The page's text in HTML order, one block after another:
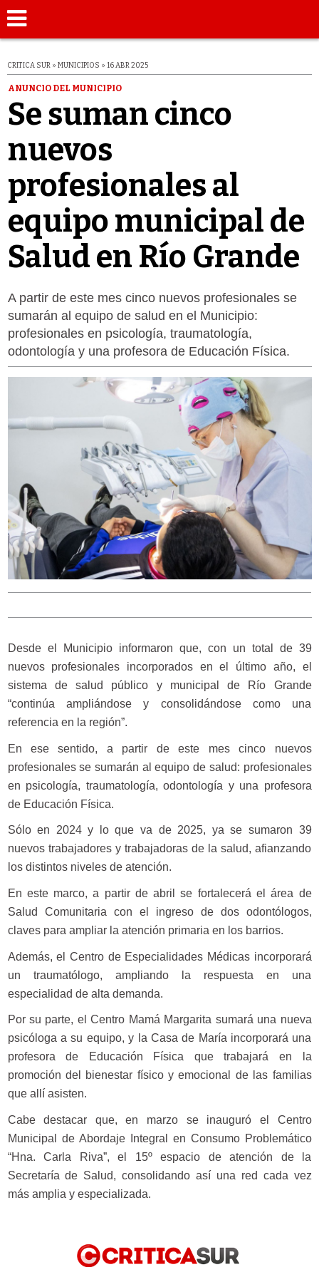
CRITICA SUR » MUNICIPIOS » 16 ABR 2025
ANUNCIO DEL MUNICIPIO
Se suman cinco
nuevos
profesionales al
equipo municipal de
Salud en Río Grande
A partir de este mes cinco nuevos profesionales se
sumarán al equipo de salud en el Municipio:
profesionales en psicología, traumatología,
odontología y una profesora de Educación Física.
Desde el Municipio informaron que, con un total de 39
nuevos profesionales incorporados en el último año, el
sistema de salud público y municipal de Río Grande
“continúa ampliándose y consolidándose como una
referencia en la región”.
En ese sentido, a partir de este mes cinco nuevos
profesionales se sumarán al equipo de salud: profesionales
en psicología, traumatología, odontología y una profesora
de Educación Física.
Sólo en 2024 y lo que va de 2025, ya se sumaron 39
nuevos trabajadores y trabajadoras de la salud, afianzando
los distintos niveles de atención.
En este marco, a partir de abril se fortalecerá el área de
Salud Comunitaria con el ingreso de dos odontólogos,
claves para ampliar la atención primaria en los barrios.
Además, el Centro de Especialidades Médicas incorporará
un traumatólogo, ampliando la respuesta en una
especialidad de alta demanda.
Por su parte, el Centro Mamá Margarita sumará una nueva
psicóloga a su equipo, y la Casa de María incorporará una
profesora de Educación Física que trabajará en la
promoción del bienestar físico y emocional de las familias
que allí asisten.
Cabe destacar que, en marzo se inauguró el Centro
Municipal de Abordaje Integral en Consumo Problemático
“Hna. Carla Riva”, el 15º espacio de atención de la
Secretaría de Salud, consolidando así una red cada vez
más amplia y especializada.